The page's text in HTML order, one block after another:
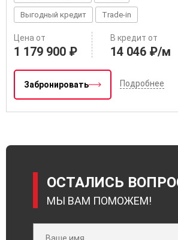
Выгодный кредит Trade-in
Цена от
1 179 900 ₽
В кредит от
14 046 ₽/м
Забронировать Подробнее
ОСТАЛИСЬ
МЫ ВАМ ПОМОЖЕМ!